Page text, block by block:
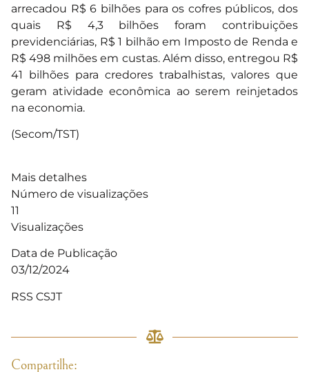
arrecadou R$ 6 bilhões para os cofres públicos, dos
quais R$ 4,3 bilhões foram contribuições
previdenciárias, R$ 1 bilhão em Imposto de Renda e
R$ 498 milhões em custas. Além disso, entregou R$
41 bilhões para credores trabalhistas, valores que
geram atividade econômica ao serem reinjetados
na economia.
(Secom/TST)
Mais detalhes
Número de visualizações
11
Visualizações
Data de Publicação
03/12/2024
RSS CSJT
Compartilhe: